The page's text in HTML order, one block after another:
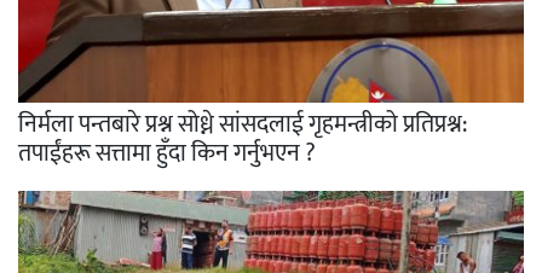
निर्मला पन्तबारे प्रश्न सोध्ने सांसदलाई गृहमन्त्रीको प्रतिप्रश्न:
तपाईंहरू सत्तामा हुँदा किन गर्नुभएन ?